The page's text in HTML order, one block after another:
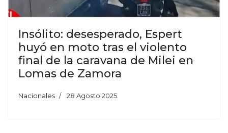
Insólito: desesperado, Espert
huyó en moto tras el violento
final de la caravana de Milei en
Lomas de Zamora
Nacionales 28 Agosto 2025